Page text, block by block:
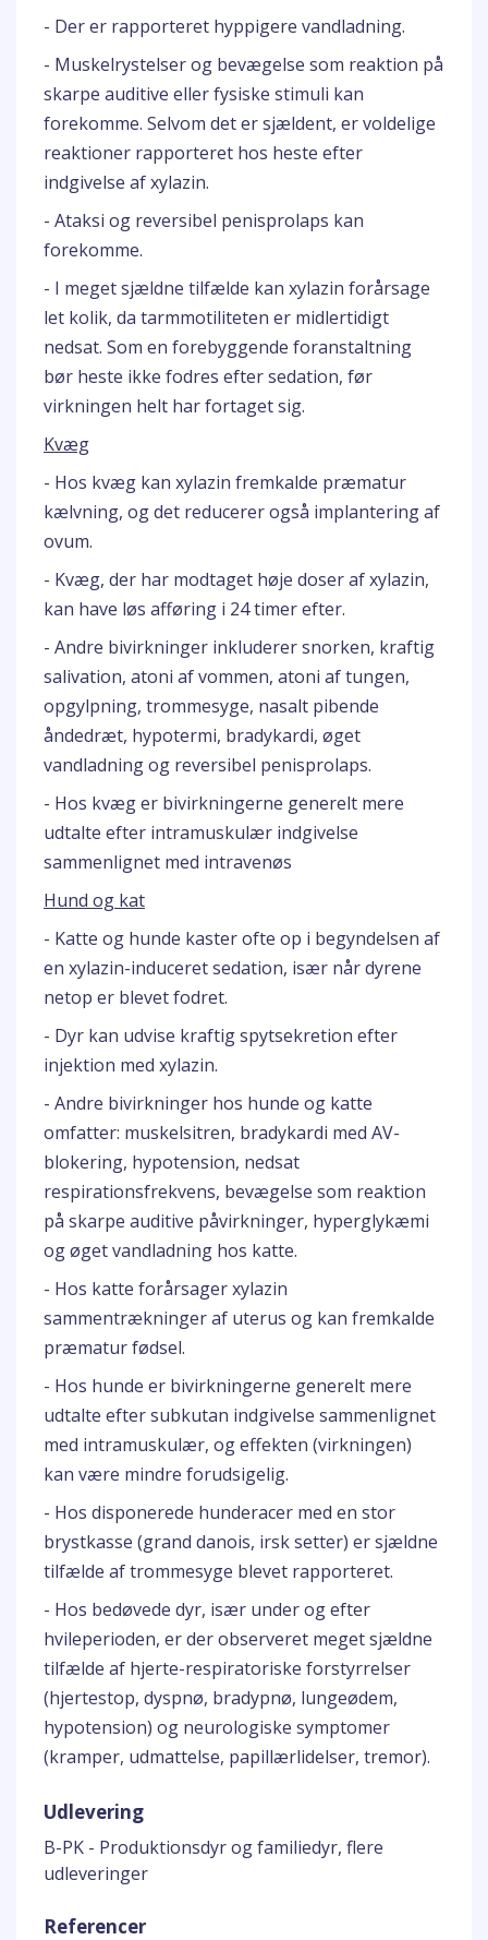
- Der er rapporteret hyppigere vandladning.
- Muskelrystelser og bevægelse som reaktion på
skarpe auditive eller fysiske stimuli kan
forekomme. Selvom det er sjældent, er voldelige
reaktioner rapporteret hos heste efter
indgivelse af xylazin.
- Ataksi og reversibel penisprolaps kan
forekomme.
- I meget sjældne tilfælde kan xylazin forårsage
let kolik, da tarmmotiliteten er midlertidigt
nedsat. Som en forebyggende foranstaltning
bør heste ikke fodres efter sedation, før
virkningen helt har fortaget sig.
Kvæg
- Hos kvæg kan xylazin fremkalde præmatur
kælvning, og det reducerer også implantering af
ovum.
- Kvæg, der har modtaget høje doser af xylazin,
kan have løs afføring i 24 timer efter.
- Andre bivirkninger inkluderer snorken, kraftig
salivation, atoni af vommen, atoni af tungen,
opgylpning, trommesyge, nasalt pibende
åndedræt, hypotermi, bradykardi, øget
vandladning og reversibel penisprolaps.
- Hos kvæg er bivirkningerne generelt mere
udtalte efter intramuskulær indgivelse
sammenlignet med intravenøs
Hund og kat
- Katte og hunde kaster ofte op i begyndelsen af
en xylazin-induceret sedation, især når dyrene
netop er blevet fodret.
- Dyr kan udvise kraftig spytsekretion efter
injektion med xylazin.
- Andre bivirkninger hos hunde og katte
omfatter: muskelsitren, bradykardi med AV-
blokering, hypotension, nedsat
respirationsfrekvens, bevægelse som reaktion
på skarpe auditive påvirkninger, hyperglykæmi
og øget vandladning hos katte.
- Hos katte forårsager xylazin
sammentrækninger af uterus og kan fremkalde
præmatur fødsel.
- Hos hunde er bivirkningerne generelt mere
udtalte efter subkutan indgivelse sammenlignet
med intramuskulær, og effekten (virkningen)
kan være mindre forudsigelig.
- Hos disponerede hunderacer med en stor
brystkasse (grand danois, irsk setter) er sjældne
tilfælde af trommesyge blevet rapporteret.
- Hos bedøvede dyr, især under og efter
hvileperioden, er der observeret meget sjældne
tilfælde af hjerte-respiratoriske forstyrrelser
(hjertestop, dyspnø, bradypnø, lungeødem,
hypotension) og neurologiske symptomer
(kramper, udmattelse, papillærlidelser, tremor).
Udlevering
B-PK - Produktionsdyr og familiedyr, flere
udleveringer
Referencer